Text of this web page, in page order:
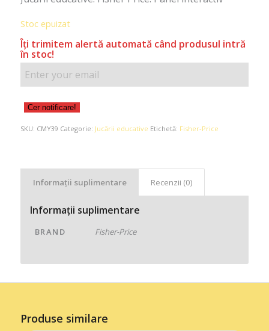
Stoc epuizat
Îţi trimitem alertă automată când produsul intră
în stoc!
Cer notificare!
SKU: CMY39 Categorie: Jucării educative Etichetă: Fisher-Price
Informații suplimentare Recenzii (0)
Informații suplimentare
BRAND Fisher-Price
Produse similare